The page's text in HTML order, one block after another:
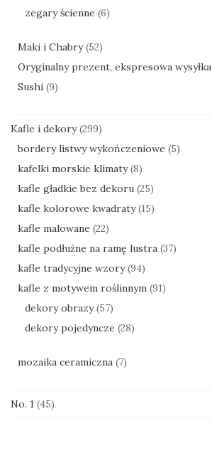
zegary ścienne (6)
Maki i Chabry (52)
Oryginalny prezent, ekspresowa wysyłka
Sushi (9)
Kafle i dekory (299)
bordery listwy wykończeniowe (5)
kafelki morskie klimaty (8)
kafle gładkie bez dekoru (25)
kafle kolorowe kwadraty (15)
kafle malowane (22)
kafle podłużne na ramę lustra (37)
kafle tradycyjne wzory (94)
kafle z motywem roślinnym (91)
dekory obrazy (57)
dekory pojedyncze (28)
mozaika ceramiczna (7)
No. 1 (45)